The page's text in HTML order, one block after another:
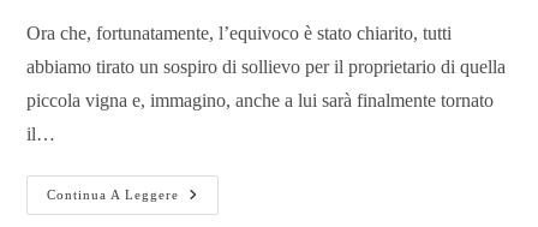
Ora che, fortunatamente, l’equivoco è stato chiarito, tutti
abbiamo tirato un sospiro di sollievo per il proprietario di quella
piccola vigna e, immagino, anche a lui sarà finalmente tornato
il…
Continua A Leggere